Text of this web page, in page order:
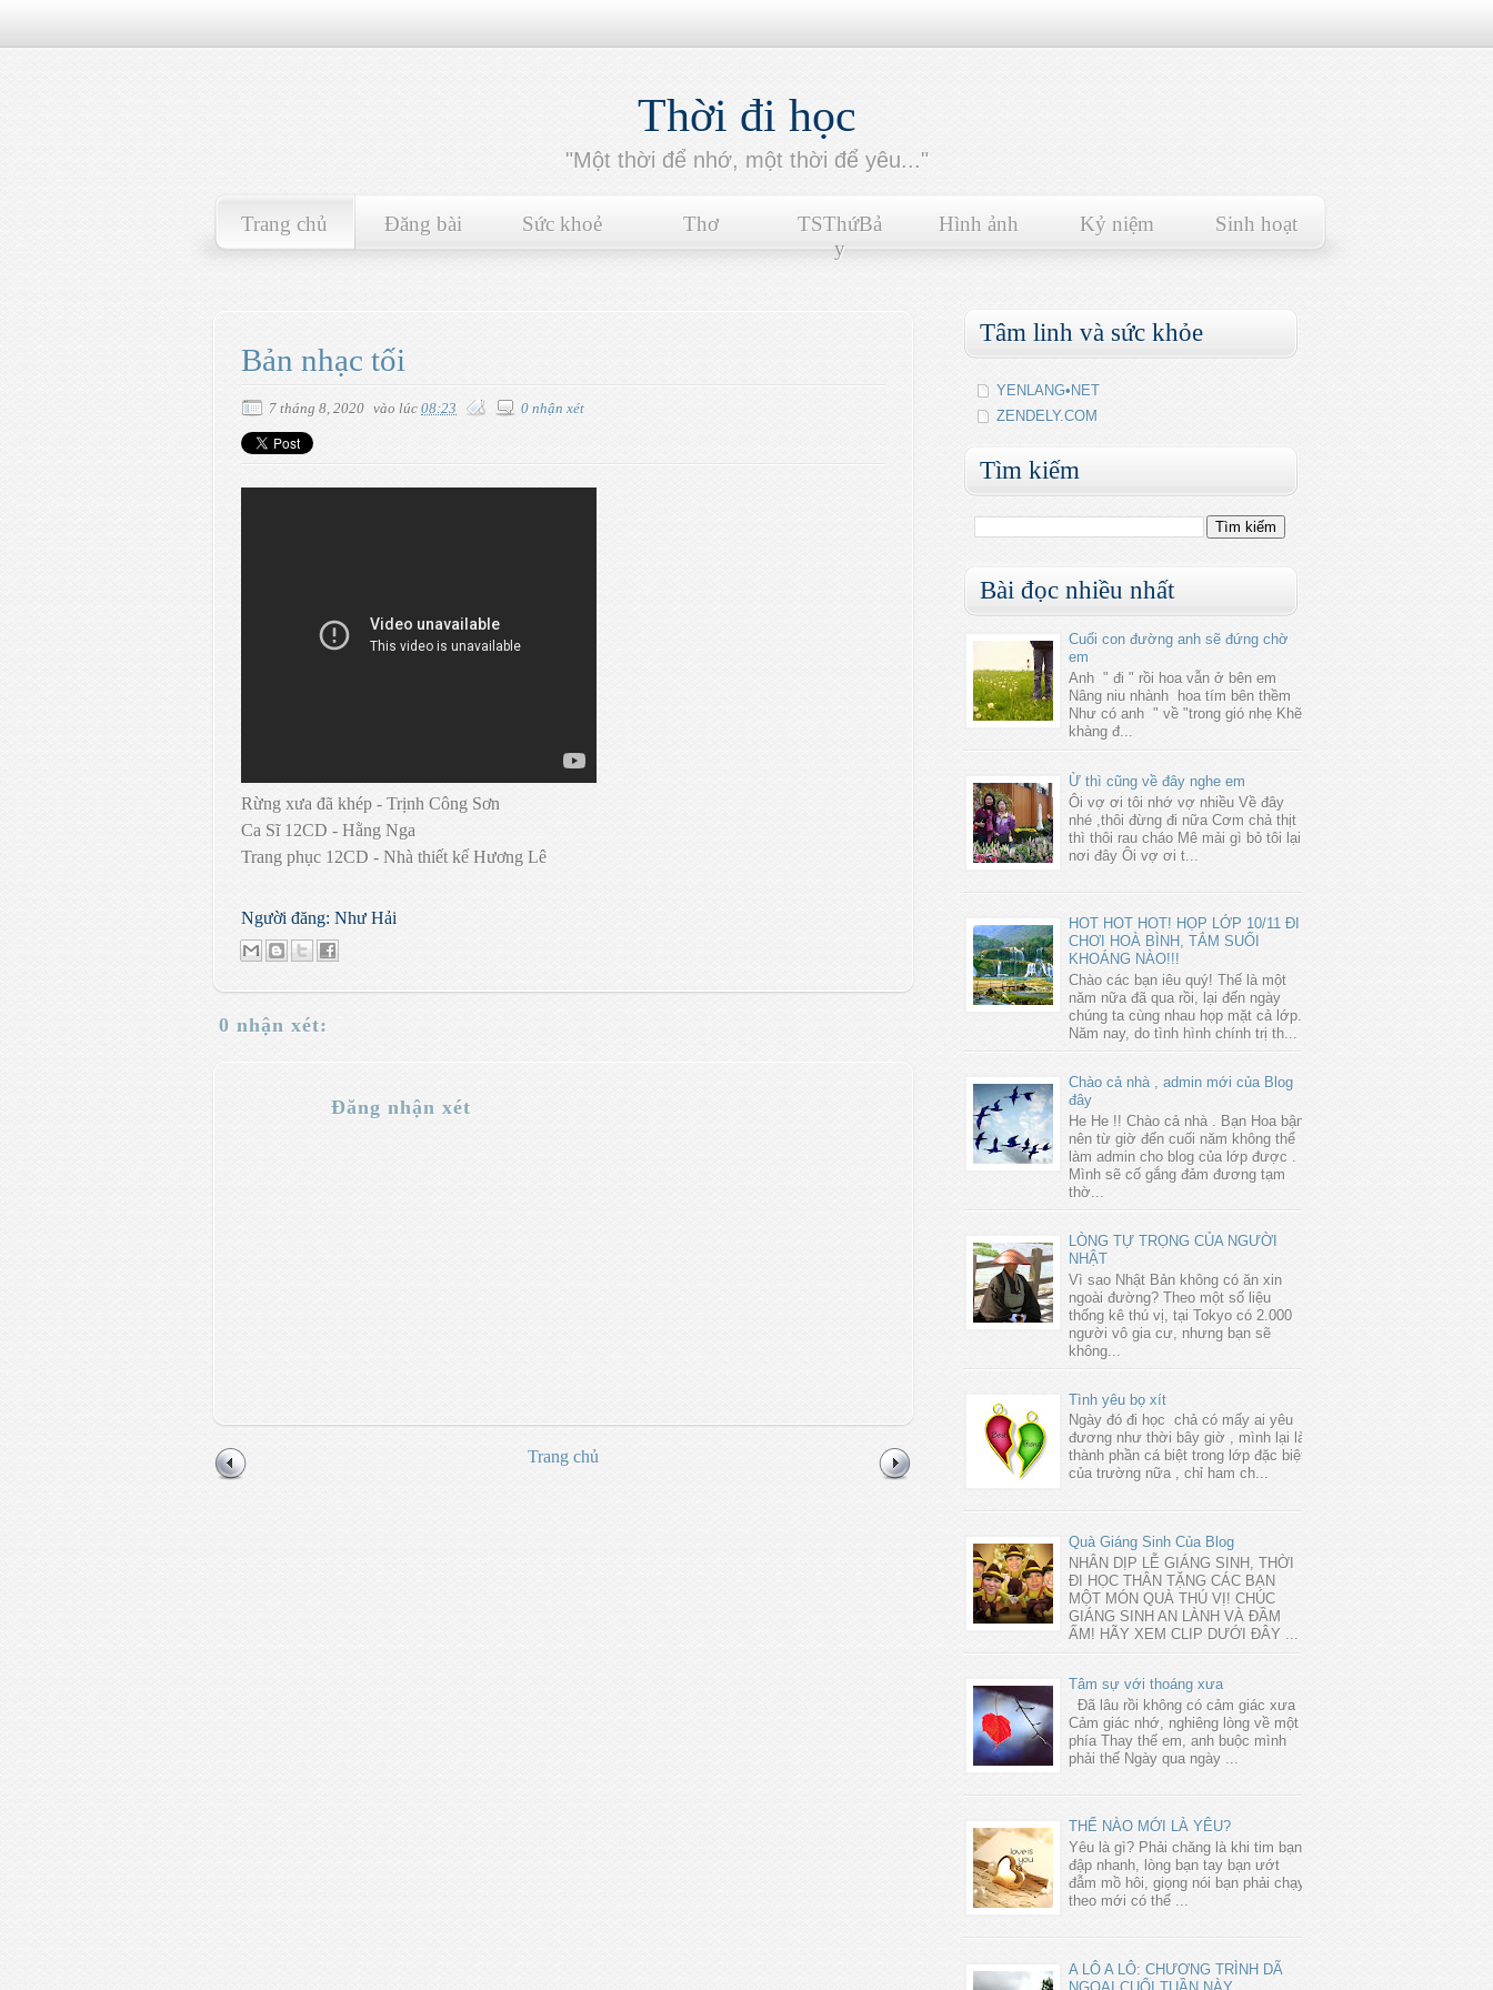
Thời đi học
"Một thời để nhớ, một thời để yêu..."
Trang chủ Đăng bài Sức khoẻ Thơ
TSThứBả
y
Hình ảnh Kỷ niệm Sinh hoạt
Bản nhạc tối
7 tháng 8, 2020 vào lúc 08:23 0 nhận xét
Rừng xưa đã khép - Trịnh Công Sơn
Ca Sĩ 12CD - Hằng Nga
Trang phục 12CD - Nhà thiết kế Hương Lê
Người đăng: Như Hải
0 nhận xét:
Đăng nhận xét
Trang chủ
Tâm linh và sức khỏe
YENLANG•NET
ZENDELY.COM
Tìm kiếm
Bài đọc nhiều nhất
Cuối con đường anh sẽ đứng chờ
em
Anh " đi " rồi hoa vẫn ở bên em
Nâng niu nhành hoa tím bên thềm
Như có anh " về "trong gió nhẹ Khẽ
khàng đ...
Ừ thì cũng về đây nghe em
Ôi vợ ơi tôi nhớ vợ nhiều Về đây
nhé ,thôi đừng đi nữa Cơm chả thịt
thì thôi rau cháo Mê mải gì bỏ tôi lại
nơi đây Ôi vợ ơi t...
HOT HOT HOT! HỌP LỚP 10/11 ĐI
CHƠI HOÀ BÌNH, TẮM SUỐI
KHOÁNG NÀO!!!
Chào các bạn iêu quý! Thế là một
năm nữa đã qua rồi, lại đến ngày
chúng ta cùng nhau họp mặt cả lớp.
Năm nay, do tình hình chính trị th...
Chào cả nhà , admin mới của Blog
đây
He He !! Chào cả nhà . Bạn Hoa bận
nên từ giờ đến cuối năm không thể
làm admin cho blog của lớp được .
Mình sẽ cố gắng đảm đương tạm
thờ...
LÒNG TỰ TRỌNG CỦA NGƯỜI
NHẬT
Vì sao Nhật Bản không có ăn xin
ngoài đường? Theo một số liệu
thống kê thú vị, tại Tokyo có 2.000
người vô gia cư, nhưng bạn sẽ
không...
Tình yêu bọ xít
Ngày đó đi học chả có mấy ai yêu
đương như thời bây giờ , mình lại là
thành phần cá biệt trong lớp đặc biệt
của trường nữa , chỉ ham ch...
Quà Giáng Sinh Của Blog
NHÂN DỊP LỄ GIÁNG SINH, THỜI
ĐI HỌC THÂN TẶNG CÁC BẠN
MỘT MÓN QUÀ THÚ VỊ! CHÚC
GIÁNG SINH AN LÀNH VÀ ĐẦM
ẤM! HÃY XEM CLIP DƯỚI ĐÂY ...
Tâm sự với thoáng xưa
Đã lâu rồi không có cảm giác xưa
Cảm giác nhớ, nghiêng lòng về một
phía Thay thế em, anh buộc mình
phải thế Ngày qua ngày ...
THẾ NÀO MỚI LÀ YÊU?
Yêu là gì? Phải chăng là khi tim bạn
đập nhanh, lòng bạn tay bạn ướt
đẫm mồ hôi, giọng nói bạn phải chạy
theo mới có thể ...
A LÔ A LÔ: CHƯƠNG TRÌNH DÃ